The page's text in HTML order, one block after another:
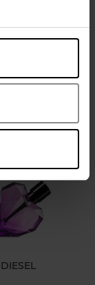
de toilette
€ Ajouter
DIESEL